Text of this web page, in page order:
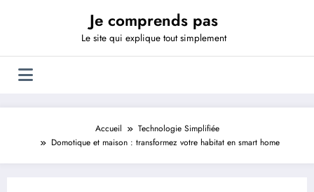
Je comprends pas
Le site qui explique tout simplement
Accueil
Technologie Simplifiée
Domotique et maison : transformez votre habitat en smart home